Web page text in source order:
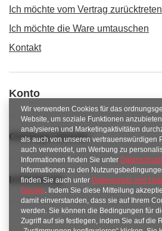
Ich möchte vom Vertrag zurücktreten
Ich möchte die Ware umtauschen
Kontakt
Konto
Obsługa klienta
Informacje
Wir verwenden Cookies für das
Website, um soziale Funktionen
analysieren und Marketingaktivitäten
als auch von unseren vertrauenswürdigen
auch verwendet, um Werbung zu
Informationen finden Sie unter
Informationen zu den
finden Sie auch unter Datenschutz und
Google. Indem Sie diese Mitteilung
damit einverstanden, dass sie auf Ihrem
werden. Sie können die Bedingungen für
Zugriff auf sie festlegen, indem Sie auf die